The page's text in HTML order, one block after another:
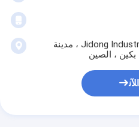
حديقة Jidong Industraial Park ، Qianbaihujian ، مدينة